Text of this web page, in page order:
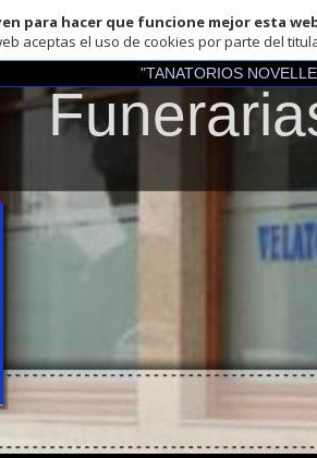
hacer que funcione mejor esta web.
el uso de cookies por parte del titular de la
"TANATORIOS NOVELLE" -
Funerarias